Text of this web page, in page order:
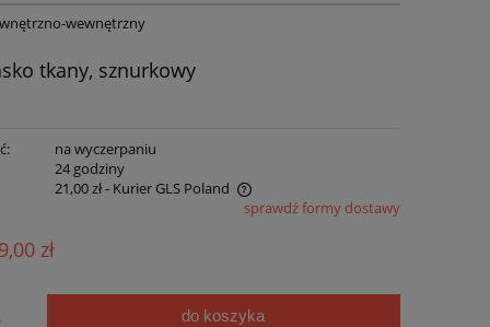
wewnętrzny
tkany, sznurkowy
na wyczerpaniu
24 godziny
21,00 zł- Kurier GLS Poland
sprawdź formy dostawy
zł
do koszyka